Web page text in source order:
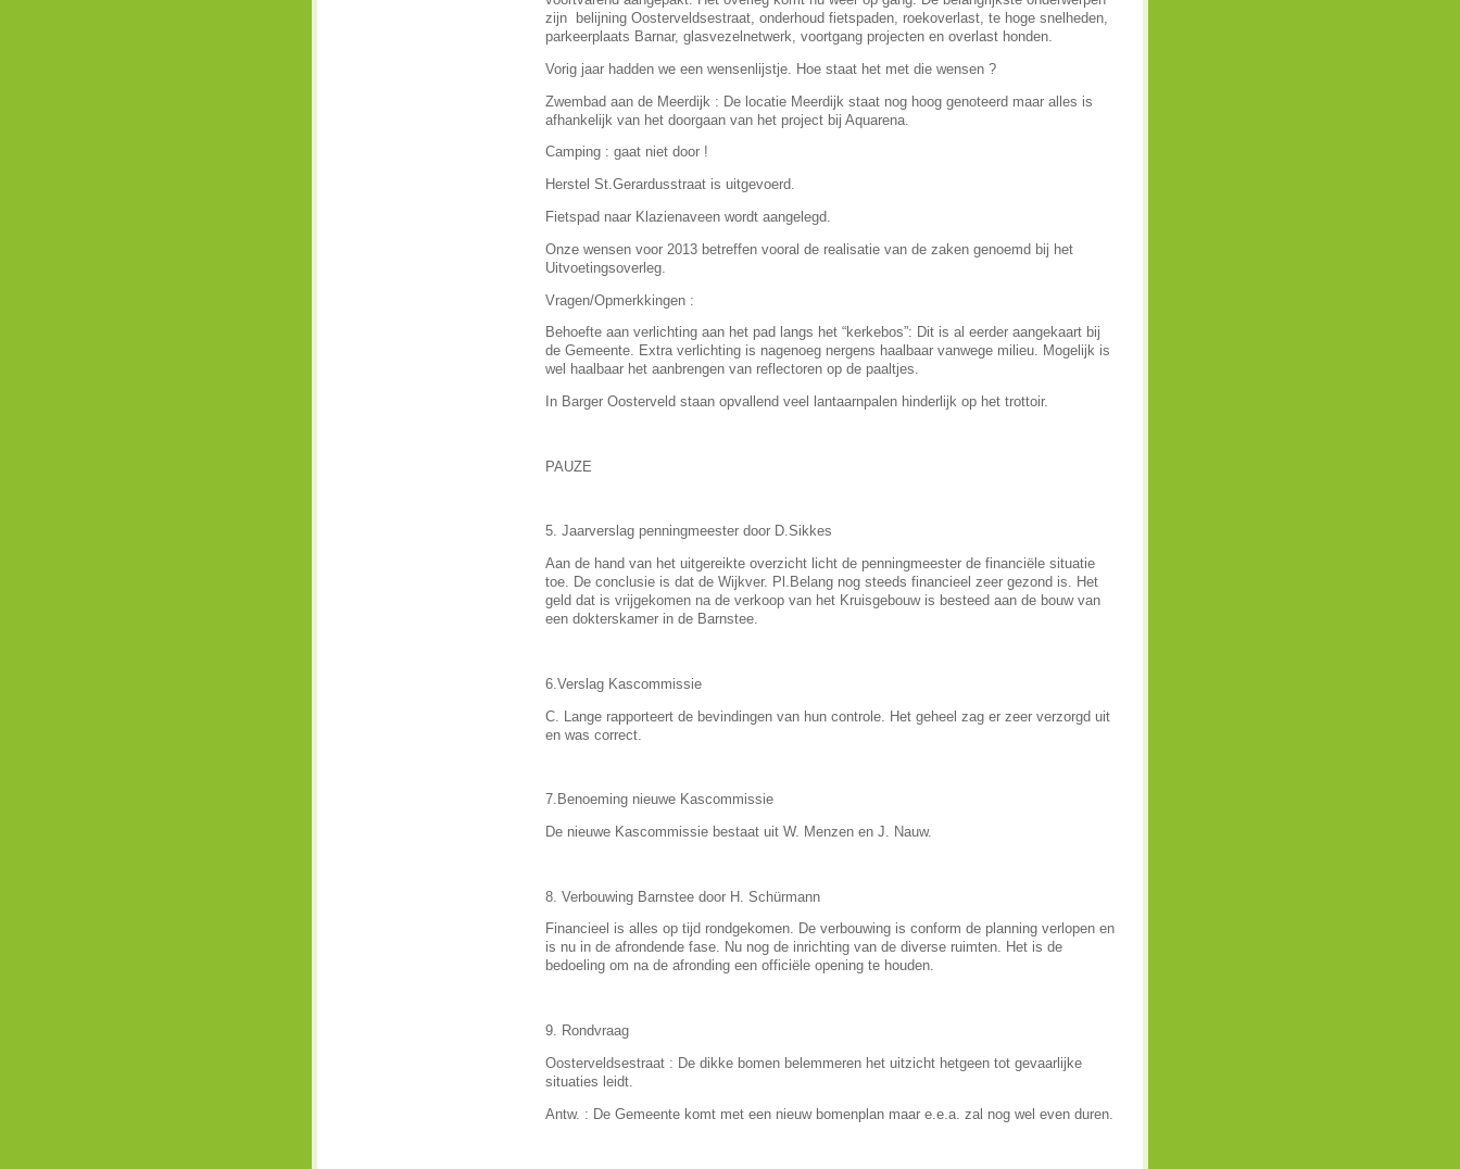
zijn belijning Oosterveldsestraat, onderhoud fietspaden, roekoverlast, te hoge snelheden,
parkeerplaats Barnar, glasvezelnetwerk, voortgang projecten en overlast honden.
Vorig jaar hadden we een wensenlijstje. Hoe staat het met die wensen ?
Zwembad aan de Meerdijk : De locatie Meerdijk staat nog hoog genoteerd maar alles is
afhankelijk van het doorgaan van het project bij Aquarena.
Camping : gaat niet door !
Herstel St.Gerardusstraat is uitgevoerd.
Fietspad naar Klazienaveen wordt aangelegd.
Onze wensen voor 2013 betreffen vooral de realisatie van de zaken genoemd bij het
Uitvoetingsoverleg.
Vragen/Opmerkkingen :
Behoefte aan verlichting aan het pad langs het “kerkebos”: Dit is al eerder aangekaart bij
de Gemeente. Extra verlichting is nagenoeg nergens haalbaar vanwege milieu. Mogelijk is
wel haalbaar het aanbrengen van reflectoren op de paaltjes.
In Barger Oosterveld staan opvallend veel lantaarnpalen hinderlijk op het trottoir.
PAUZE
5. Jaarverslag penningmeester door D.Sikkes
Aan de hand van het uitgereikte overzicht licht de penningmeester de financiële situatie
toe. De conclusie is dat de Wijkver. Pl.Belang nog steeds financieel zeer gezond is. Het
geld dat is vrijgekomen na de verkoop van het Kruisgebouw is besteed aan de bouw van
een dokterskamer in de Barnstee.
6.Verslag Kascommissie
C. Lange rapporteert de bevindingen van hun controle. Het geheel zag er zeer verzorgd uit
en was correct.
7.Benoeming nieuwe Kascommissie
De nieuwe Kascommissie bestaat uit W. Menzen en J. Nauw.
8. Verbouwing Barnstee door H. Schürmann
Financieel is alles op tijd rondgekomen. De verbouwing is conform de planning verlopen en
is nu in de afrondende fase. Nu nog de inrichting van de diverse ruimten. Het is de
bedoeling om na de afronding een officiële opening te houden.
9. Rondvraag
Oosterveldsestraat : De dikke bomen belemmeren het uitzicht hetgeen tot gevaarlijke
situaties leidt.
Antw. : De Gemeente komt met een nieuw bomenplan maar e.e.a. zal nog wel even duren.